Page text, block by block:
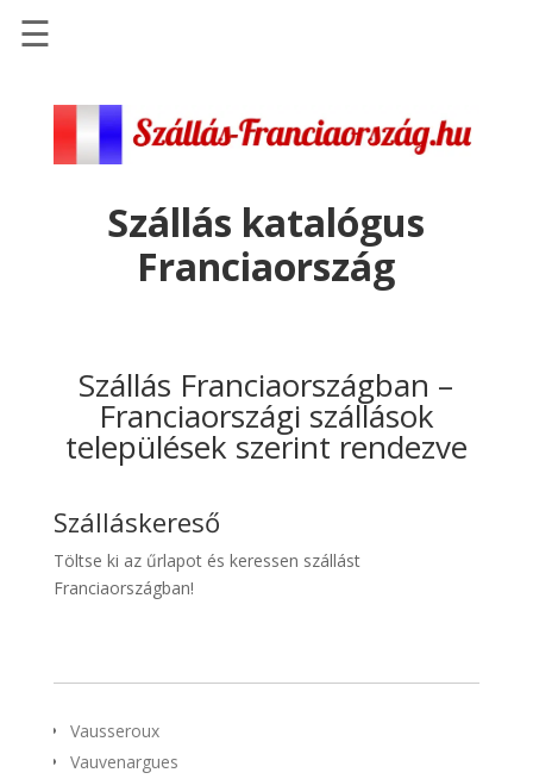
Szállások
Repülőjegy
pénzvisszatérítéssel
Discover
Cars
Transzfer
Taxi
☰
Szállás katalógus
Franciaország
Szállás Franciaországban –
Franciaországi szállások
települések szerint rendezve
Szálláskereső
Töltse ki az űrlapot és keressen szállást
Franciaországban!
Vausseroux
Vauvenargues